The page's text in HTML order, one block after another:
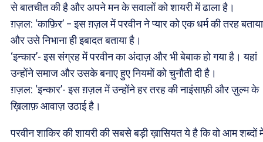
से बातचीत की है और अपने मन के सवालों को शायरी में ढाला है।
ग़ज़ल: ‘काफ़िर’ – इस ग़ज़ल में परवीन ने प्यार को एक धर्म की तरह
और उसे निभाना ही इबादत बताया है।
‘इन्कार’- इस संग्रह में परवीन का अंदाज़ और भी बेबाक हो गया है। यहां
उन्होंने समाज और उसके बनाए हुए नियमों को चुनौती दी है।
ग़ज़ल: ‘इन्कार’- इस ग़ज़ल में उन्होंने हर तरह की नाइंसाफ़ी और ज़ुल्म के
ख़िलाफ़ आवाज़ उठाई है।
परवीन शाकिर की शायरी की सबसे बड़ी ख़ासियत ये है कि वो आम शब्दों